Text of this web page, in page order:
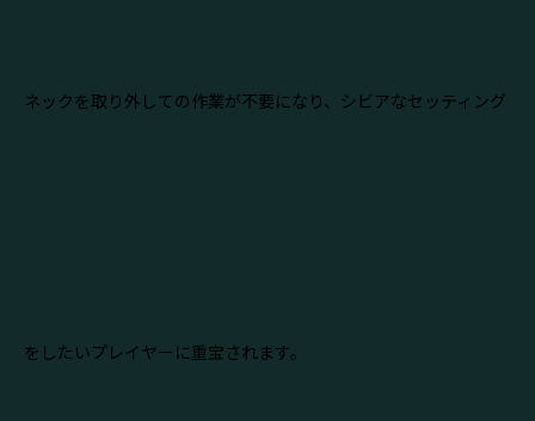
ネックを取り外しての作業が不要になり、シビアなセッティング
をしたいプレイヤーに重宝されます。